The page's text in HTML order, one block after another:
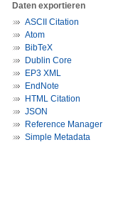
Daten exportieren
ASCII Citation
Atom
BibTeX
Dublin Core
EP3 XML
EndNote
HTML Citation
JSON
Reference Manager
Simple Metadata